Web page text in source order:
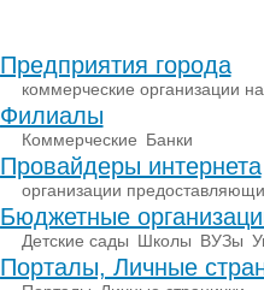
Предприятия города
коммерческие организации
Филиалы
Коммерческие Банки
Провайдеры интернета
организации
Бюджетные
Детские сады Школы ВУЗы
Порталы, Личные